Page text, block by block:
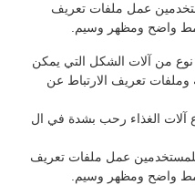
عمل ملفات تعريف
واضح ومظهر وسيم.
نوع من آلات الشكل التي يمكن
وملفات تعريف الارتباط عن
آلات الغذاء رحب بشدة في ال
عمل ملفات تعريف
واضح ومظهر وسيم.